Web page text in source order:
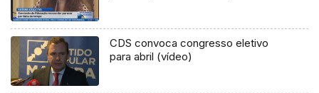
CDS convoca congresso eletivo
para abril (vídeo)